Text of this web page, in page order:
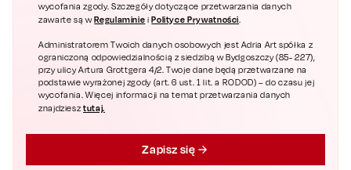
wycofania zgody. Szczegóły dotyczące przetwarzania danych
zawarte są wRegulaminie iPolityce Prywatności.
Administratorem Twoich danych osobowych jest Adria Art spółka z
ograniczoną odpowiedzialnością z siedzibą w Bydgoszczy (85- 227),
przy ulicy Artura Grottgera 4/2. Twoje dane będą przetwarzane na
podstawie wyrażonej zgody (art. 6 ust. 1 lit. a RODOD) – do czasu jej
wycofania. Więcej informacji na temat przetwarzania danych
znajdziesztutaj.
Zapisz się